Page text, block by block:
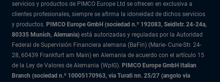
servicios y productos de PIMCO Europe Ltd se ofrecen en exclusiva a
clientes profesionales, siempre se afirma la idoneidad de dichos servicios
y productos. PIMCO Europe GmbH (sociedad n.º 192083, Seidlstr. 24-24a,
80335 Munich, Alemania) está autorizadas y reguladas por la Autoridad
Federal de Supervisión Financiera alemana (BaFin) (Marie- Curie-Str. 24-
28, 60439 Frankfurt am Main) en Alemania de acuerdo con el artículo 15
de la Ley de Valores de Alemania (WpIG). PIMCO Europe GmbH Italian
Branch (sociedad n.º 10005170963, via Turati nn. 25/27 (angolo via